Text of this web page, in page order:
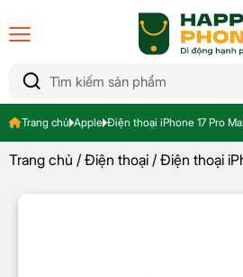
Trang chủ Apple Điện thoại iPhone 17 Pro
Trang chủ / Điện thoại / Điện thoại